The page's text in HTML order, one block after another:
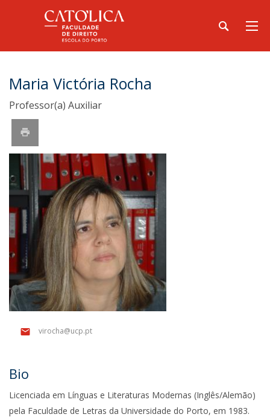
Maria Victória Rocha
Professor(a) Auxiliar
virocha@ucp.pt
Bio
Licenciada em Línguas e Literaturas Modernas (Inglês/Alemão)
pela Faculdade de Letras da Universidade do Porto, em 1983.